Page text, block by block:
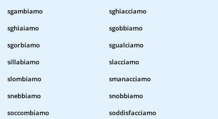
sgambiamo
sghiacciamo
sghiaiamo
sgobbiamo
sgorbiamo
sgualciamo
sillabiamo
slacciamo
slombiamo
smanacciamo
snebbiamo
snobbiamo
soccombiamo
soddisfacciamo